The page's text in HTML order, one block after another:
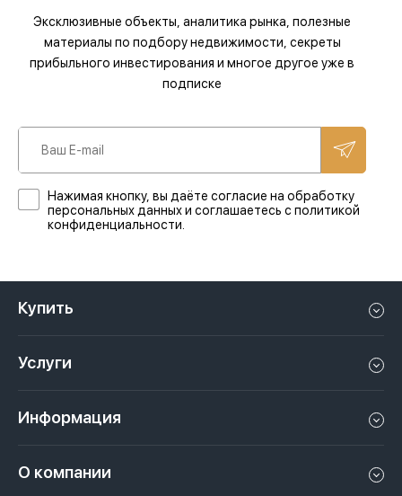
Эксклюзивные объекты, аналитика рынка, полезные
материалы по подбору недвижимости, секреты
прибыльного инвестирования и многое другое уже в
подписке
Нажимая кнопку, вы даёте согласие на обработку
персональных данных и соглашаетесь с политикой
конфиденциальности.
Купить
Апартаменты в Дубае
Пентхаус в Дубае
Услуги
Сдать недвижимость в Дубае, ОАЭ
Информация
О компании